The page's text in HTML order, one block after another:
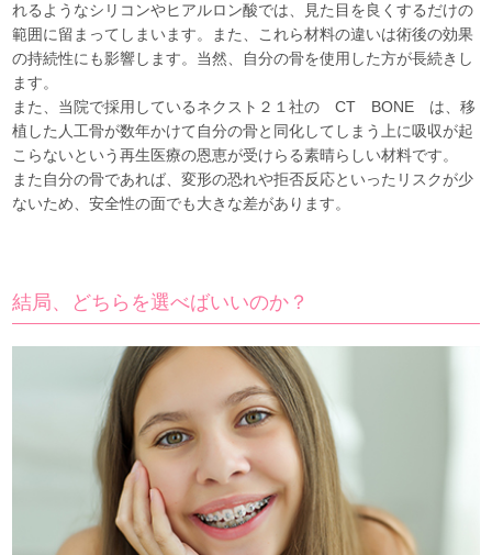
れるようなシリコンやヒアルロン酸では、見た目を良くするだけの
範囲に留まってしまいます。また、これら材料の違いは術後の効果
の持続性にも影響します。当然、自分の骨を使用した方が長続きし
ます。
また、当院で採用しているネクスト２１社の CT BONE は、移
植した人工骨が数年かけて自分の骨と同化してしまう上に吸収が起
こらないという再生医療の恩恵が受けらる素晴らしい材料です。
また自分の骨であれば、変形の恐れや拒否反応といったリスクが少
ないため、安全性の面でも大きな差があります。
結局、どちらを選べばいいのか？